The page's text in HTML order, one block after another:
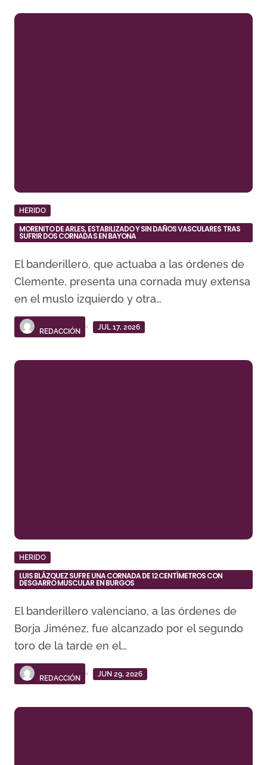
HERIDO
MORENITO DE ARLES, ESTABILIZADO Y SIN DAÑOS VASCULARES TRAS
SUFRIR DOS CORNADAS EN BAYONA
El banderillero, que actuaba a las órdenes de
Clemente, presenta una cornada muy extensa
en el muslo izquierdo y otra…
REDACCIÓN
JUL 17, 2026
HERIDO
LUIS BLÁZQUEZ SUFRE UNA CORNADA DE 12 CENTÍMETROS CON
DESGARRO MUSCULAR EN BURGOS
El banderillero valenciano, a las órdenes de
Borja Jiménez, fue alcanzado por el segundo
toro de la tarde en el…
REDACCIÓN
JUN 29, 2026